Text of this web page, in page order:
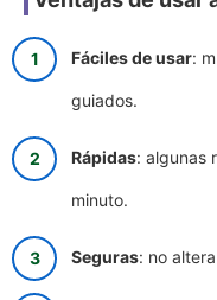
Fáciles de usar:
guiados.
Rápidas: algunas
minuto.
Seguras: no